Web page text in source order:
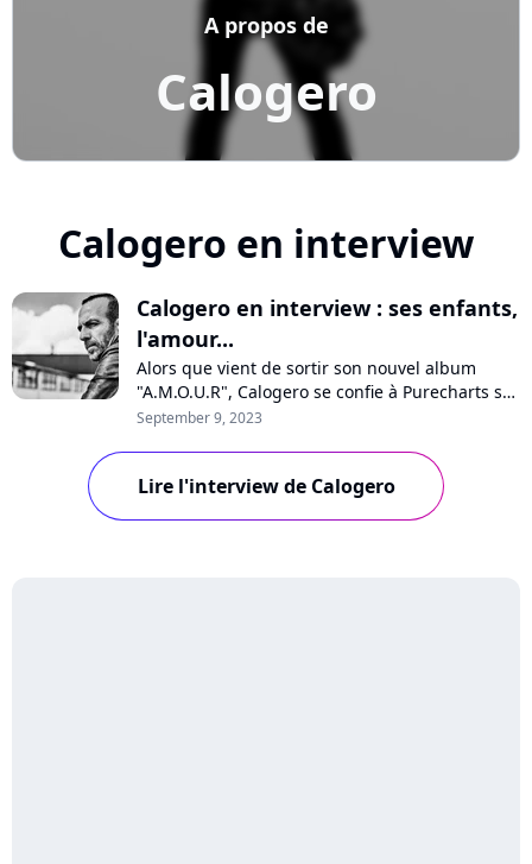
Calogero
A propos de
Calogero en interview
Calogero en interview : ses enfants,
l'amour...
Alors que vient de sortir son nouvel album
"A.M.O.U.R", Calogero se confie à Purecharts sur
la pression, sa vision de l'amour, son optimisme
disques ou encore ses enfants qui chantent sur
quelques titres. Interview avec un artiste
September 9, 2023
Lire l'interview de Calogero